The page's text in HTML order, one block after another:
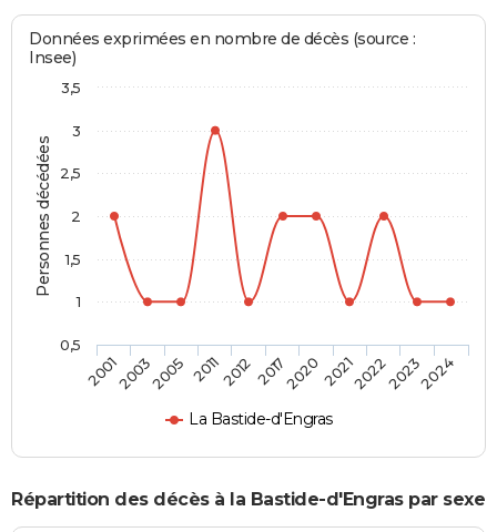
Personnes décédées
Données exprimées en nombre de décès (source :
Insee)
La Bastide-d'Engras
200120032005 20112012201720202021202220232024
0,5
1
1,5
2
2,5
3
3,5
Répartition des décès à la Bastide-d'Engras par sexe